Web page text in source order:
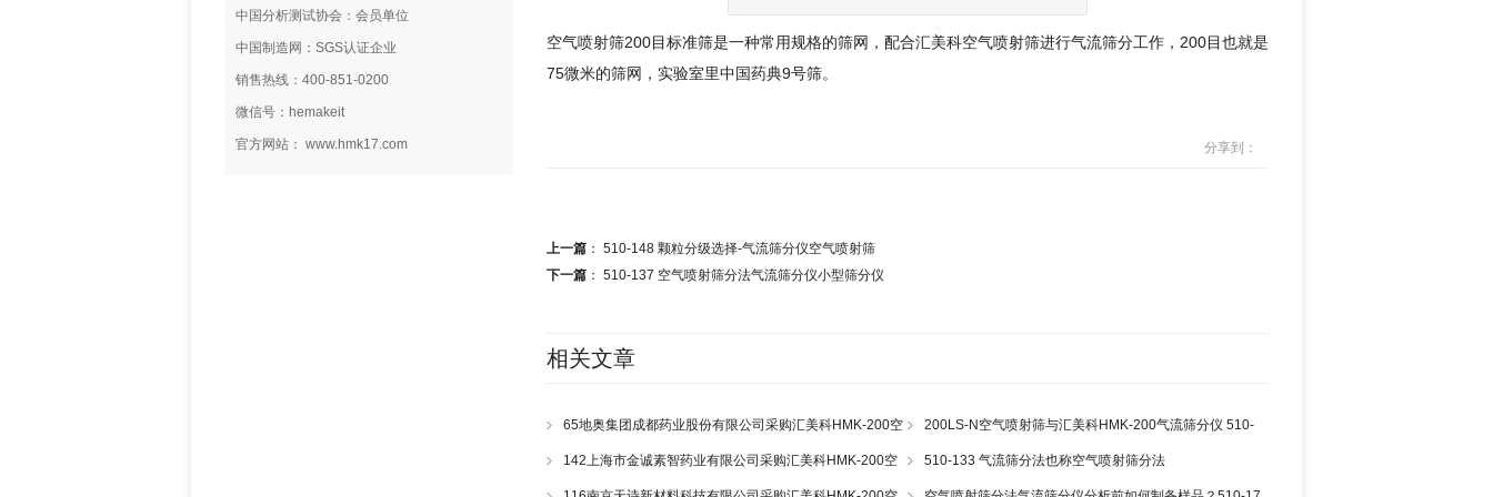
空气喷射筛200目标准筛是一种常用规格的筛网，配合汇美科空气喷射筛进行气流筛分工作，200目也就是
75微米的筛网，实验室里中国药典9号筛。
分享到：
上一篇 ： 510-148 颗粒分级选择-气流筛分仪空气喷射筛
下一篇 ： 510-137 空气喷射筛分法气流筛分仪小型筛分仪
相关文章
65地奥集团成都药业股份有限公司采购汇美科HMK-200空
气喷射筛一套
200LS-N空气喷射筛与汇美科HMK-200气流筛分仪 510-
142上海市金诚素智药业有限公司采购汇美科HMK-200空
气喷射筛一套
510-133 气流筛分法也称空气喷射筛分法
中国分析测试协会：会员单位
中国制造网：SGS认证企业
销售热线：400-851-0200
微信号：hemakeit
官方网站： www.hmk17.com